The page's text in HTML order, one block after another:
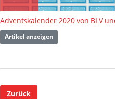
Adventskalender 2020 von BLV
Artikel anzeigen
Zurück